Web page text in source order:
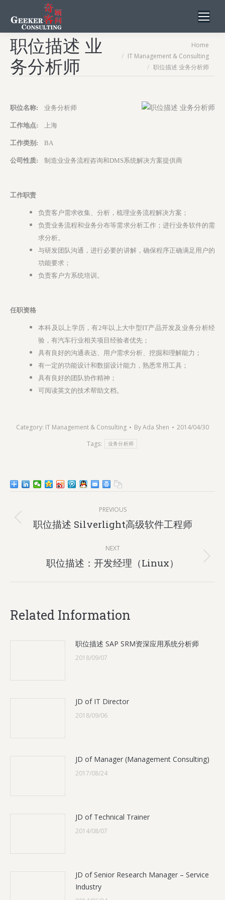
职位描述 业
务分析师
Home
IT Management & Consulting
职位描述 业务分析师
职位名称: 业务分析师
工作地点: 上海
工作类别: BA
公司性质: 制造业业务流程咨询和DMS系统解决方案提供商
工作职责
负责客户需求收集、分析，梳理业务流程解决方案；
负责业务流程和业务分布等需求分析工作；进行业务软件的需
求分析。
与研发团队沟通，进行必要的讲解，确保程序正确满足用户的
功能要求；
负责客户方系统培训。
任职资格
本科及以上学历，有2年以上大中型IT产品开发及业务分析经
验，有汽车行业相关项目经验者优先；
具有良好的沟通表达、用户需求分析、挖掘和理解能力；
有一定的功能设计和数据设计能力，熟悉常用工具；
具有良好的团队协作精神；
可阅读英文的技术帮助文档。
Category: IT Management & Consulting ByAda Shen
2014/04/30
Tags:
业务分析师
navigation
PREVIOUS
Previous
职位描述 Silverlight高级软件工程师
NEXT
Next
职位描述：开发经理（Linux）
Related Information
职位描述 SAP SRM资深应用系统分析师
2018/09/07
JD of IT Director
2018/09/06
JD of Manager (Management Consulting)
2017/08/24
JD of Technical Trainer
2014/08/07
JD of Senior Research Manager – Service
Industry